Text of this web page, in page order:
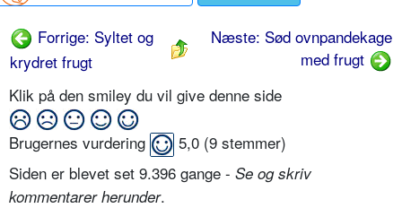
Forrige: Syltet og
krydret frugt
Næste: Sød ovnpandekage
med frugt
Klik på den smiley du vil give denne side
Brugernes vurdering 5,0 (9 stemmer)
Siden er blevet set 9.396 gange - Se og skriv
kommentarer herunder.